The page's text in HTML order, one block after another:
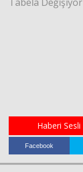
Haberi
Facebook